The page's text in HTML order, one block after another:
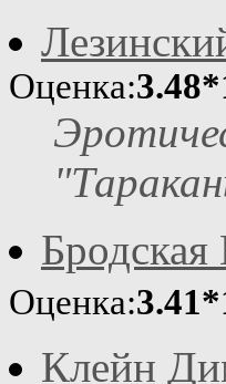
Оценка:
Оценка:
Клейн